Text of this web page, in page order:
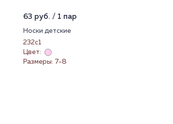
63 руб. / 1 пар
Носки детские
232с1
Цвет:
Размеры: 7-8